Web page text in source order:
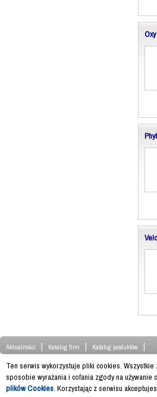
Aktualności | Katalog firm | Katalog produktów
|
Ten serwis wykorzystuje pliki cookies. Wszystkie
sposobie wyrażania i cofania zgody na używanie
plików Cookies. Korzystając z serwisu